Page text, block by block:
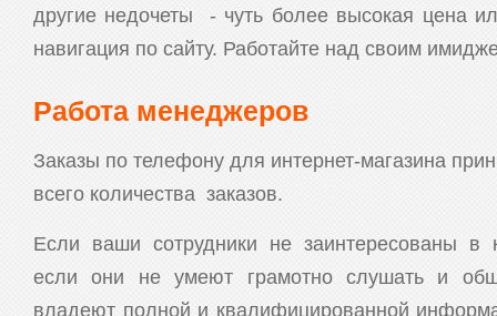
другие недочеты - чуть более высокая цена
навигация по сайту. Работайте над своим
Работа менеджеров
Заказы по телефону для интернет-магазина
всего количества заказов.
Если ваши сотрудники не заинтересованы в
если они не умеют грамотно слушать и
владеют полной и квалифицированной